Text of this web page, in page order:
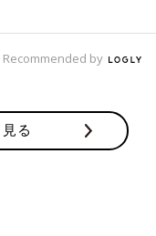
が寒がらないかと心
。
う。足から放熱するの
ん。
Recommended by
る